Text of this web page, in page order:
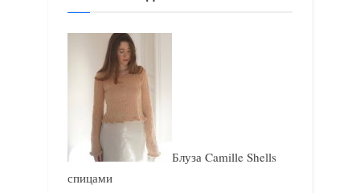
и
с
Блуза Camille Shells
спицами